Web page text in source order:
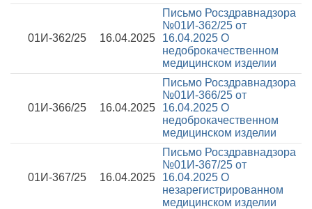
01И-362/25 16.04.2025
Письмо Росздравнадзора
№01И-362/25 от
16.04.2025 О
недоброкачественном
медицинском изделии
01И-366/25 16.04.2025
Письмо Росздравнадзора
№01И-366/25 от
16.04.2025 О
недоброкачественном
медицинском изделии
01И-367/25 16.04.2025
Письмо Росздравнадзора
№01И-367/25 от
16.04.2025 О
незарегистрированном
медицинском изделии